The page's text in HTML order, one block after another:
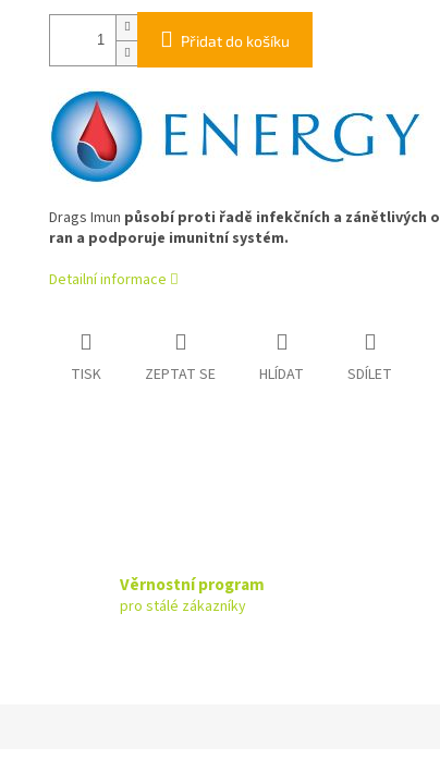
Přidat do košíku
Drags Imun působí proti řadě infekčních a zánětlivých
ran a podporuje imunitní systém.
Detailní informace
TISK ZEPTAT SE HLÍDAT SDÍLET
Věrnostní program
pro stálé zákazníky